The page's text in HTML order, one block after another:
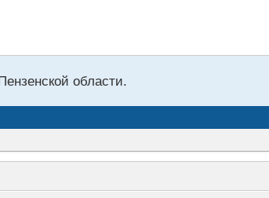
области.